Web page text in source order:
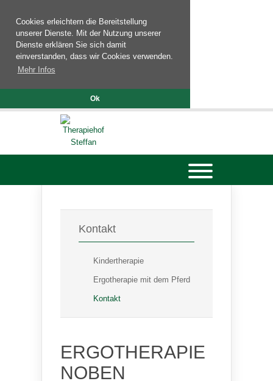
Cookies erleichtern die Bereitstellung
unserer Dienste. Mit der Nutzung unserer
Dienste erklären Sie sich damit
einverstanden, dass wir Cookies verwenden.
Mehr Infos
Ok
Kontakt
Kindertherapie
Ergotherapie mit dem Pferd
Kontakt
ERGOTHERAPIE
NOBEN